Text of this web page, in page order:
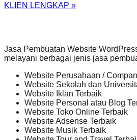
KLIEN LENGKAP »
Jasa Pembuatan Website
melayani berbagai jenis jasa
Website Perusahaan /
Website Sekolah dan
Website Iklan Terbaik
Website Personal atau Blog
Website Toko Online Terbaik
Website Adsense Terbaik
Website Musik Terbaik